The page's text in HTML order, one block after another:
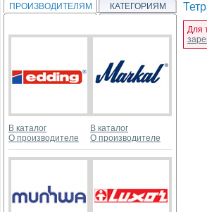
ПРОИЗВОДИТЕЛЯМ КАТЕГОРИЯМ
В каталог
О производителе
В каталог
О производителе
Для